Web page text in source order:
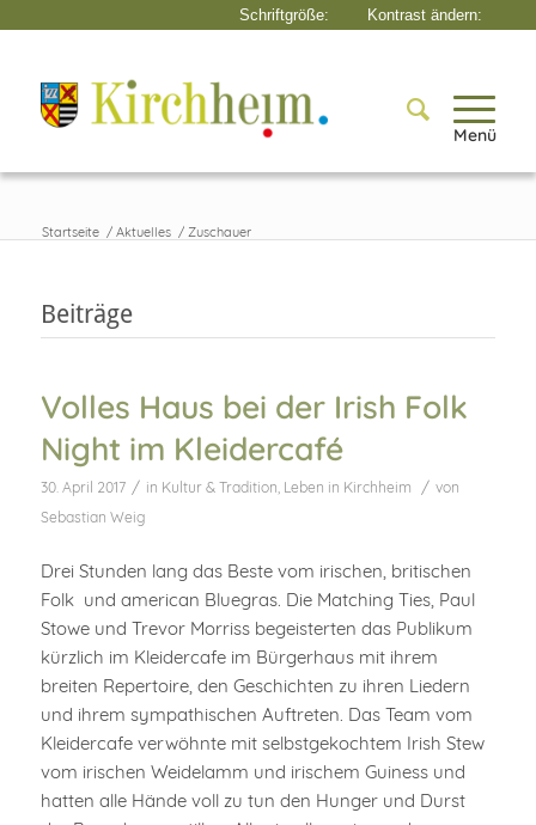
Menü
Startseite / Aktuelles / Zuschauer
Beiträge
Volles Haus bei der Irish Folk
Night im Kleidercafé
30. April 2017 / in Kultur & Tradition, Leben in Kirchheim / von
Sebastian Weig
Drei Stunden lang das Beste vom irischen, britischen
Folk und american Bluegras. Die Matching Ties, Paul
Stowe und Trevor Morriss begeisterten das Publikum
kürzlich im Kleidercafe im Bürgerhaus mit ihrem
breiten Repertoire, den Geschichten zu ihren Liedern
und ihrem sympathischen Auftreten. Das Team vom
Kleidercafe verwöhnte mit selbstgekochtem Irish Stew
vom irischen Weidelamm und irischem Guiness und
hatten alle Hände voll zu tun den Hunger und Durst